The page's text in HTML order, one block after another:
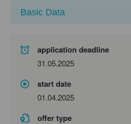
Basic Data
application deadline
31.05.2025
start date
01.04.2025
offer type